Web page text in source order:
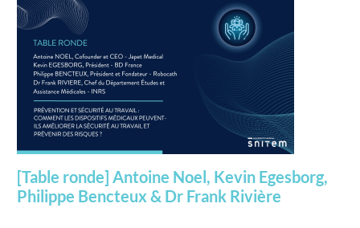
[Table ronde] Antoine Noel, Kevin Egesborg,
Philippe Bencteux & Dr Frank Rivière